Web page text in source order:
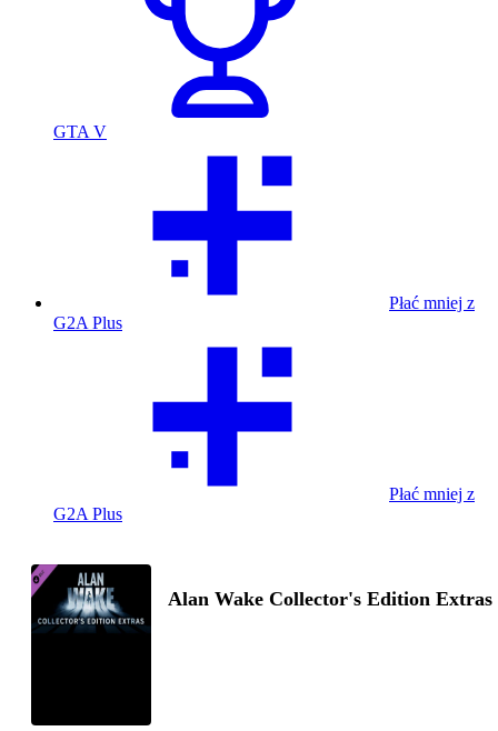
GTA V
Płać mniej z
G2A Plus
Płać mniej z
G2A Plus
Alan Wake Collector's Edition Extras